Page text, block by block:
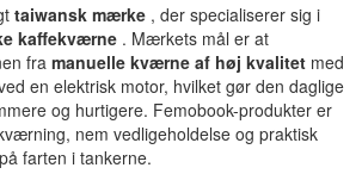
taiwansk mærke , der specialiserer sig i
kaffekværne . Mærkets mål er at
fra manuelle kværne af høj kvalitet med
en elektrisk motor, hvilket gør den daglige
og hurtigere. Femobook-produkter er
nem vedligeholdelse og praktisk
farten i tankerne.